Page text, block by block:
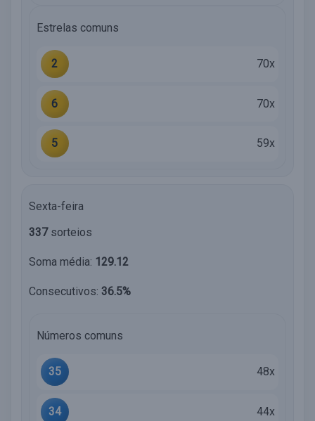
Estrelas comuns
2 70x
6 70x
5 59x
Sexta-feira
337sorteios
Soma média: 129.12
Consecutivos: 36.5%
Números comuns
35 48x
34 44x